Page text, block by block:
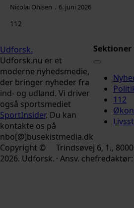
Nicolai Ohlsen 6. juni 2026
112
Udforsk.
Udforsk.nu er et
moderne nyhedsmedie,
der bringer nyheder fra
ind- og udland. Vi driver
også sportsmediet
SportInsider. Du kan
kontakte os på
nbo[@]busekistmedia.dk
Sektioner
112
Copyright ©
2026. Udforsk.
Trindsøvej 6, 1.,
· Ansv.